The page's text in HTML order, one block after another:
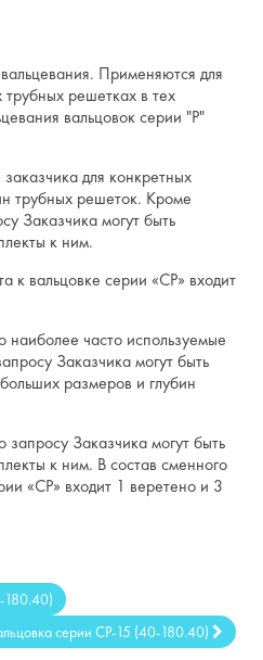
13,3 - 15,3
40 - 180
6,35
Применяются для
трубных решетках в тех
вальцовок серии "Р"
для конкретных
трубных решеток. Кроме
Заказчика могут быть
к ним.
к вальцовке серии «СР» входит
наиболее часто используемые
Заказчика могут быть
размеров и глубин
Заказчика могут быть
к ним. В состав сменного
«СР» входит 1 веретено и 3
180.40)
серии СР-15 (40-180.40)